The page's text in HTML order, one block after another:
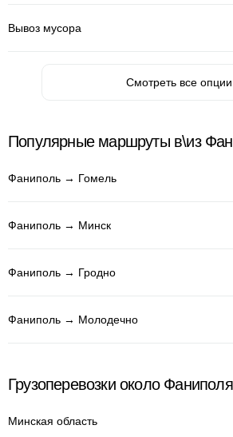
Вывоз мусора
Смотреть все опции
Популярные маршруты в\из
Фаниполь → Гомель
Фаниполь → Минск
Фаниполь → Гродно
Фаниполь → Молодечно
Грузоперевозки около Фаниполя
Минская область